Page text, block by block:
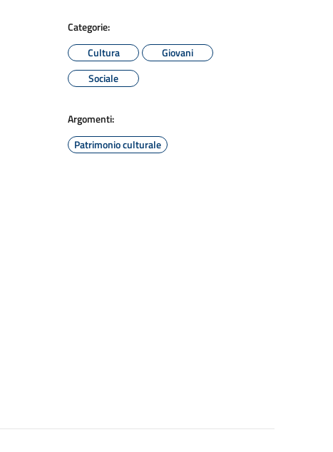
Categorie:
Cultura
Giovani
Sociale
Argomenti:
Patrimonio culturale